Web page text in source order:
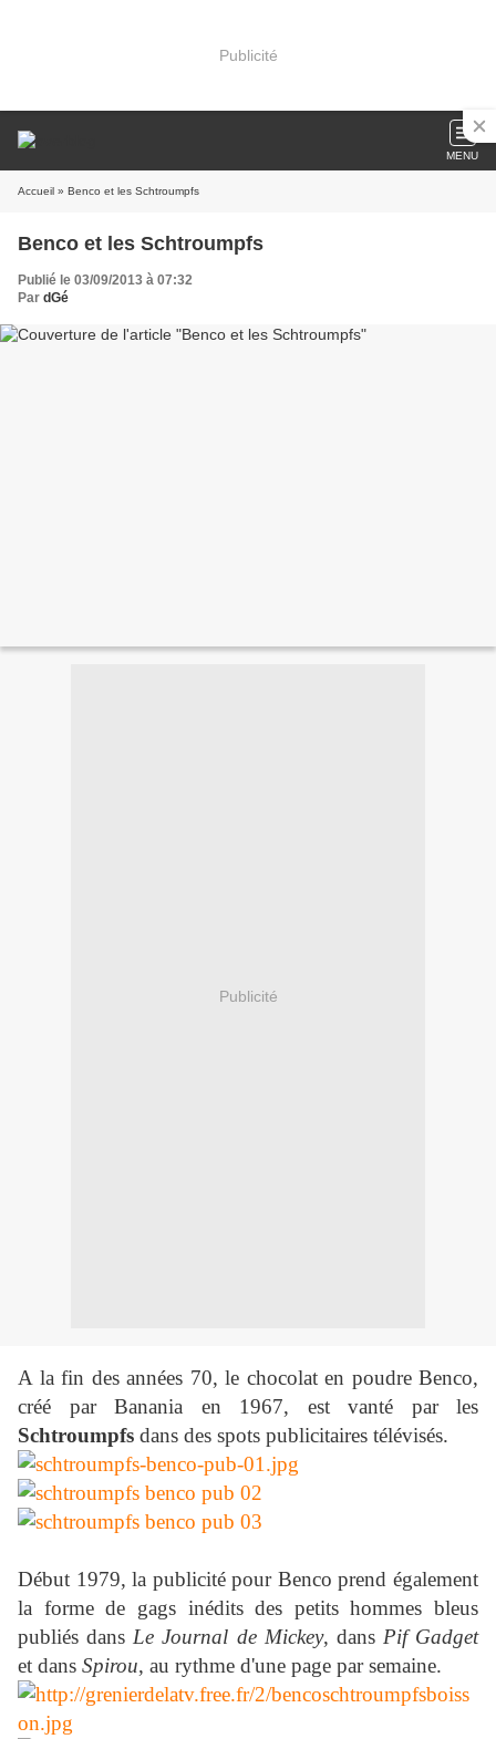
Publicité
MENU
Accueil » Benco et les Schtroumpfs
Benco et les Schtroumpfs
Publié le 03/09/2013 à 07:32
Par dGé
Publicité
A la fin des années 70, le chocolat en poudre Benco,
créé par Banania en 1967, est vanté par les
Schtroumpfs dans des spots publicitaires télévisés.
Début 1979, la publicité pour Benco prend également
la forme de gags inédits des petits hommes bleus
publiés dans Le Journal de Mickey, dans Pif Gadget
et dans Spirou, au rythme d'une page par semaine.